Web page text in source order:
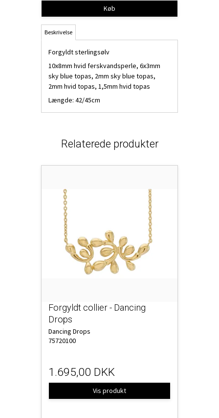
Køb
Beskrivelse
Forgyldt sterlingsølv
10x8mm hvid ferskvandsperle, 6x3mm
sky blue topas, 2mm sky blue topas,
2mm hvid topas, 1,5mm hvid topas
Længde: 42/45cm
Relaterede produkter
Forgyldt collier - Dancing
Drops
Dancing Drops
75720100
1.695,00 DKK
Vis produkt